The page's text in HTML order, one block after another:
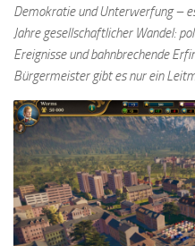
Demokratie und Unterwerfung –
Jahre gesellschaftlicher Wandel:
Ereignisse und bahnbrechende
Bürgermeister gibt es nur ein